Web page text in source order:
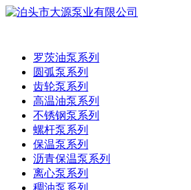
罗茨油泵系列
圆弧泵系列
齿轮泵系列
高温油泵系列
不锈钢泵系列
螺杆泵系列
保温泵系列
沥青保温泵系列
离心泵系列
稠油泵系列